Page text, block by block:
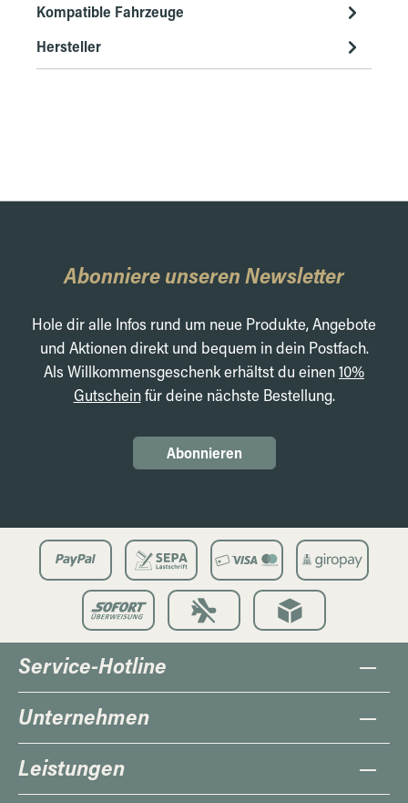
Kompatible Fahrzeuge
Hersteller
Abonniere unseren Newsletter
Hole dir alle Infos rund um neue Produkte, Angebote
und Aktionen direkt und bequem in dein Postfach.
Als Willkommensgeschenk erhältst du einen10%
Gutscheinfür deine nächste Bestellung.
Abonnieren
Service-Hotline
Unternehmen
Leistungen